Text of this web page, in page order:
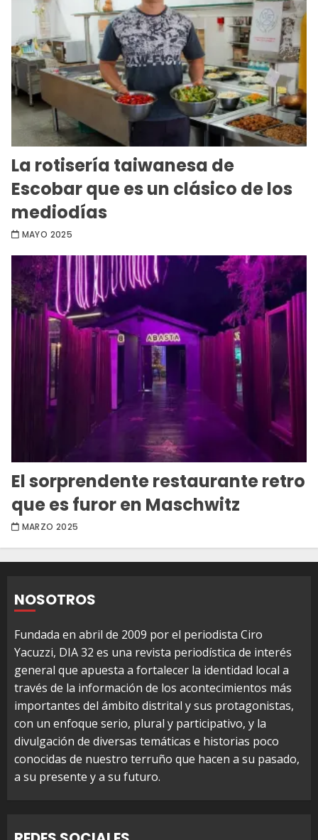
La rotisería taiwanesa de
Escobar que es un clásico de los
mediodías
MAYO 2025
El sorprendente restaurante retro
que es furor en Maschwitz
MARZO 2025
NOSOTROS
Fundada en abril de 2009 por el periodista Ciro
Yacuzzi, DIA 32 es una revista periodística de interés
general que apuesta a fortalecer la identidad local a
través de la información de los acontecimientos más
importantes del ámbito distrital y sus protagonistas,
con un enfoque serio, plural y participativo, y la
divulgación de diversas temáticas e historias poco
conocidas de nuestro terruño que hacen a su pasado,
a su presente y a su futuro.